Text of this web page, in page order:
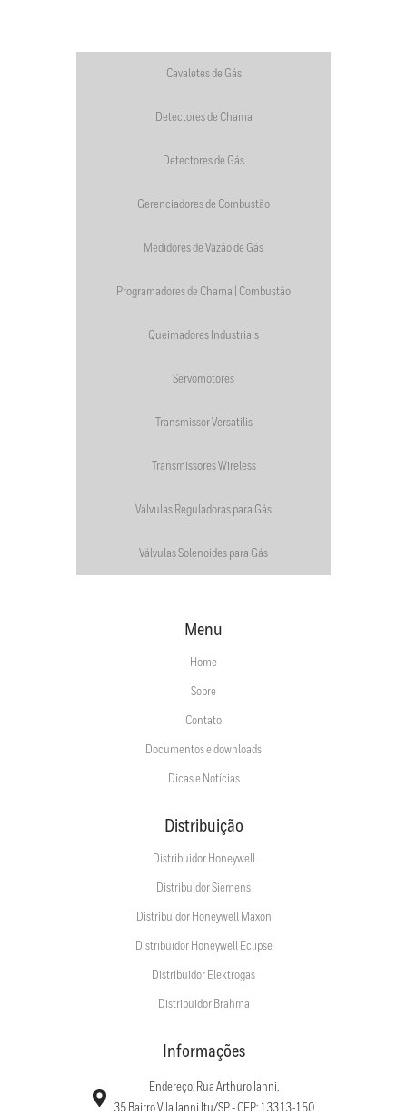
Cavaletes de Gás
Detectores de Chama
Detectores de Gás
Gerenciadores de Combustão
Medidores de Vazão de Gás
Programadores de Chama | Combustão
Queimadores Industriais
Servomotores
Transmissor Versatilis
Transmissores Wireless
Válvulas Reguladoras para Gás
Válvulas Solenoides para Gás
Menu
Home
Sobre
Contato
Documentos e downloads
Dicas e Notícias
Distribuição
Distribuidor Honeywell
Distribuidor Siemens
Distribuidor Honeywell Maxon
Distribuidor Honeywell Eclipse
Distribuidor Elektrogas
Distribuidor Brahma
Informações
Endereço: Rua Arthuro Ianni,
35 Bairro Vila Ianni Itu/SP - CEP: 13313-150